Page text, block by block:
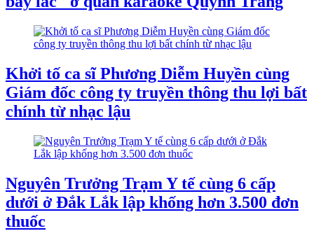
Khởi tố ca sĩ Phương Diễm Huyền cùng
Giám đốc công ty truyền thông thu lợi bất
chính từ nhạc lậu
Nguyên Trưởng Trạm Y tế cùng 6 cấp
dưới ở Đắk Lắk lập khống hơn 3.500 đơn
thuốc